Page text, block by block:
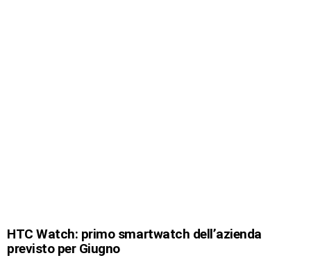
HTC Watch: primo smartwatch dell’azienda
previsto per Giugno